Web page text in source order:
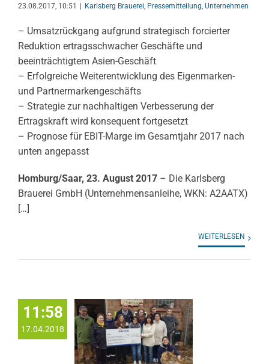
23.08.2017, 10:51 | Karlsberg Brauerei, Pressemitteilung, Unternehmen
– Umsatzrückgang aufgrund strategisch forcierter
Reduktion ertragsschwacher Geschäfte und
beeinträchtigtem Asien-Geschäft
– Erfolgreiche Weiterentwicklung des Eigenmarken-
und Partnermarkengeschäfts
– Strategie zur nachhaltigen Verbesserung der
Ertragskraft wird konsequent fortgesetzt
– Prognose für EBIT-Marge im Gesamtjahr 2017 nach
unten angepasst
Homburg/Saar, 23. August 2017 – Die Karlsberg
Brauerei GmbH (Unternehmensanleihe, WKN: A2AATX)
[…]
WEITERLESEN
11:58
17.04.2018